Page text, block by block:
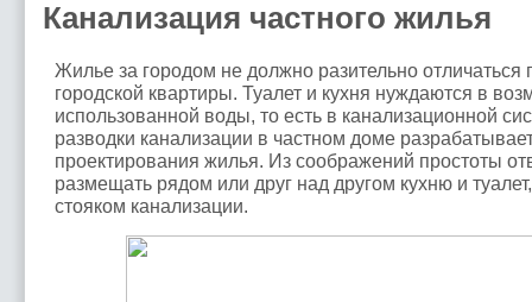
Канализация частного жилья
Жилье за городом не должно разительно
городской квартиры. Туалет и кухня нуждаются в
использованной воды, то есть в канализационной
разводки канализации в частном доме
проектирования жилья. Из соображений простоты
размещать рядом или друг над другом кухню и
стояком канализации.